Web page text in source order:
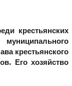
крестьянских
муниципального
крестьянского
Его хозяйство